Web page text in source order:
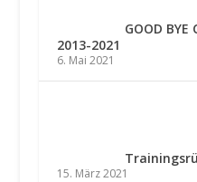
GOOD BYE
2013-2021
6. Mai 2021
15. März 2021